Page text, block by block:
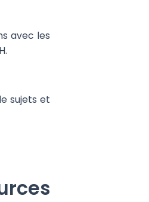
avec les
sujets et